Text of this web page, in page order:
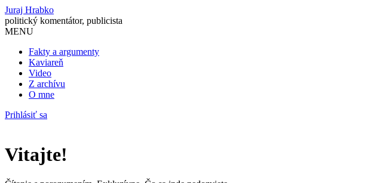
Juraj Hrabko
politický komentátor, publicista
MENU
Fakty a argumenty
Kaviareň
Video
Z archívu
O mne
Prihlásiť sa
Vitajte!